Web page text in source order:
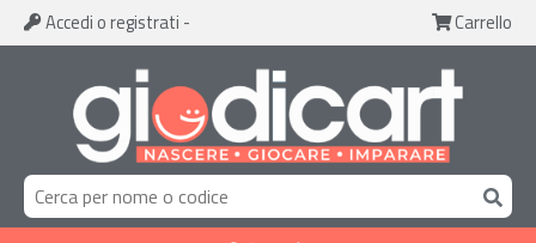
Accedi o registrati - Carrello